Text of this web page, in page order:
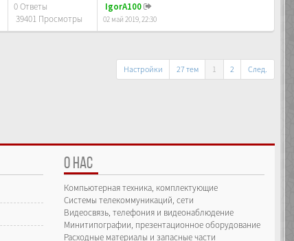
0 Ответы
39401 Просмотры
IgorA100
02 май 2019, 22:30
Настройки 27 тем 1 2 След.
О НАС
Компьютерная техника, комплектующие
Системы телекоммуникаций, сети
Видеосвязь, телефония и видеонаблюдение
Минитипографии, презентационное оборудование
Расходные материалы и запасные части